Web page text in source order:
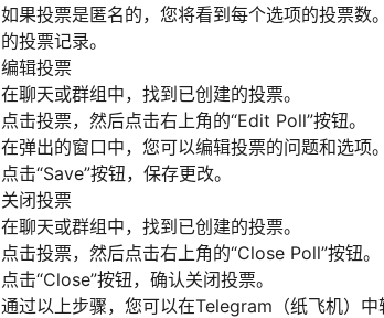
如果投票是匿名的，您将看到每个选项的投票
的投票记录。
编辑投票
在聊天或群组中，找到已创建的投票。
点击投票，然后点击右上角的“Edit Poll”按钮。
在弹出的窗口中，您可以编辑投票的问题和选项。
点击“Save”按钮，保存更改。
关闭投票
在聊天或群组中，找到已创建的投票。
点击投票，然后点击右上角的“Close Poll”按钮。
点击“Close”按钮，确认关闭投票。
通过以上步骤，您可以在Telegram（纸飞机）